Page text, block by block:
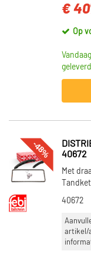
€
Op
-48%
40672
Met
40672
artikel/